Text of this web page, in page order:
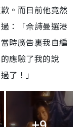
。而日前他竟然
：「佘詩曼選港
時廣告裏我自編
應驗了我的說
了！」